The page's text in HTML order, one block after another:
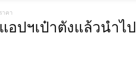
าคา
ปฯเป๋าตังแล้วนำไป